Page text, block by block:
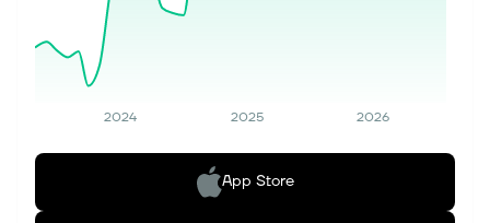
2024 2025 2026
App Store